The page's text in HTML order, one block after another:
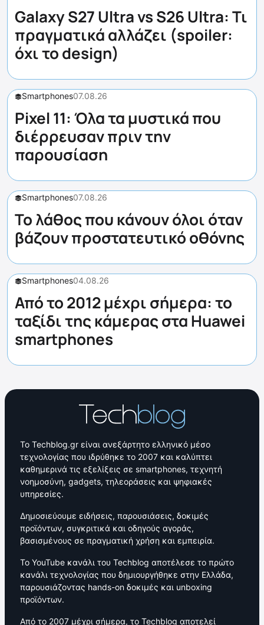
Galaxy S27 Ultra vs S26 Ultra: Τι
πραγματικά αλλάζει (spoiler:
όχι το design)
Smartphones07.08.26
Pixel 11: Όλα τα μυστικά που
διέρρευσαν πριν την
παρουσίαση
Smartphones07.08.26
Το λάθος που κάνουν όλοι όταν
βάζουν προστατευτικό οθόνης
Smartphones04.08.26
Από το 2012 μέχρι σήμερα: το
ταξίδι της κάμερας στα Huawei
smartphones
Το Techblog.gr είναι ανεξάρτητο ελληνικό μέσο
τεχνολογίας που ιδρύθηκε το 2007 και καλύπτει
καθημερινά τις εξελίξεις σε smartphones, τεχνητή
νοημοσύνη, gadgets, τηλεοράσεις και ψηφιακές
υπηρεσίες.
Δημοσιεύουμε ειδήσεις, παρουσιάσεις, δοκιμές
προϊόντων, συγκριτικά και οδηγούς αγοράς,
βασισμένους σε πραγματική χρήση και εμπειρία.
Το YouTube κανάλι του Techblog αποτέλεσε το πρώτο
κανάλι τεχνολογίας που δημιουργήθηκε στην Ελλάδα,
παρουσιάζοντας hands-on δοκιμές και unboxing
προϊόντων.
Από το 2007 μέχρι σήμερα, το Techblog αποτελεί